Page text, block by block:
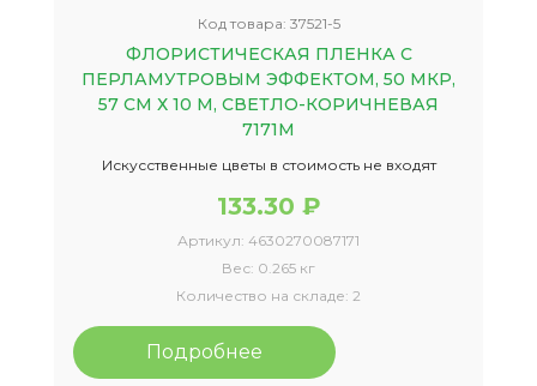
Код товара: 37521-5
ФЛОРИСТИЧЕСКАЯ ПЛЕНКА С
ПЕРЛАМУТРОВЫМ ЭФФЕКТОМ, 50 МКР,
57 СМ Х 10 М, СВЕТЛО-КОРИЧНЕВАЯ
7171М
Искусственные цветы в стоимость не входят
133.30 ₽
Артикул: 4630270087171
Вес: 0.265 кг
Количество на складе: 2
Подробнее